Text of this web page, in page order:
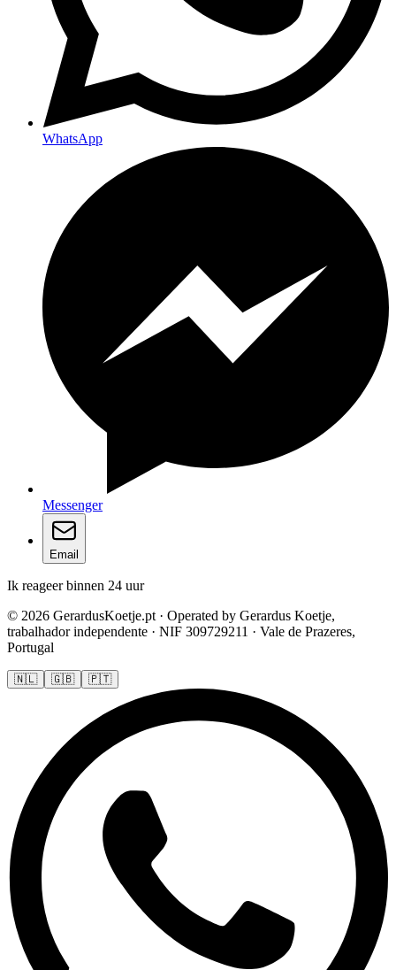
WhatsApp
Messenger
Email
Ik reageer binnen 24 uur
© 2026 GerardusKoetje.pt · Operated by Gerardus Koetje,
trabalhador independente · NIF 309729211 · Vale de Prazeres,
Portugal
🇳🇱 🇬🇧 🇵🇹